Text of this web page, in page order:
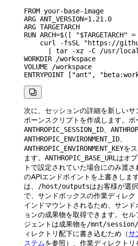
FROM your-base-image
ARG ANT_VERSION=1.21.0
ARG TARGETARCH
RUN ARCH=$([
curl -fsSL "https://
| tar -xz -C /usr/
WORKDIR /workspace
VOLUME /workspace
ENTRYPOINT ["ant",

次に、セッションの詳細を新しい
ポーンスクリプトを作成します。ポ
ANTHROPIC_SESSION_ID、
ANTHROPIC_ENVIRONMENT_ID、
ANTHROPIC_ENVIRONMENT_KEYを
ます。 ANTHROPIC_BASE_URL はオ
トで設定されていた場合にのみ渡
のAPIエンドポイントを上書きしま
は、
/host/outputsはお客様が選
で、サンドボックスの作業ディレク
インドマウントされるため、サン
ョンの成果物を取得できます。セ
ジェントは成果物を/mnt/
ィレクトリ配下に書き込むため（サ
ステムを参照）、作業ディレクト